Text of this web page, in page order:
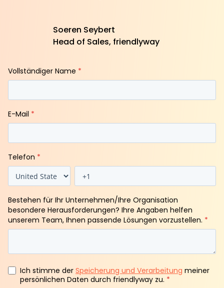
Soeren Seybert
Head of Sales, friendlyway